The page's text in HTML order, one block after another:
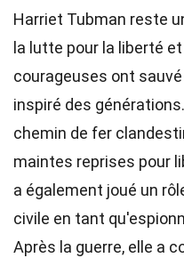
Harriet Tubman reste
la lutte pour la liberté
courageuses ont
inspiré des
chemin de fer
maintes reprises pour
a également joué un
civile en tant
Après la guerre, elle a